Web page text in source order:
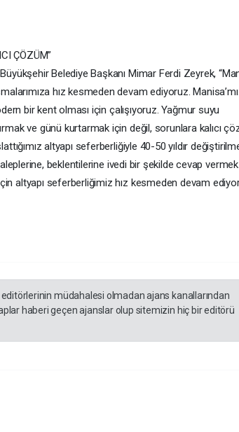
ÇÖZÜM”
Belediye Başkanı Mimar Ferdi Zeyrek,
hız kesmeden devam ediyoruz.
bir kent olması için çalışıyoruz. Yağmur suyu
ve günü kurtarmak için değil, sorunlara kalıcı
altyapı seferberliğiyle 40-50 yıldır
beklentilerine ivedi bir şekilde cevap
altyapı seferberliğimiz hız kesmeden devam
müdahalesi olmadan ajans kanallarından
haberi geçen ajanslar olup sitemizin hiç bir editörü